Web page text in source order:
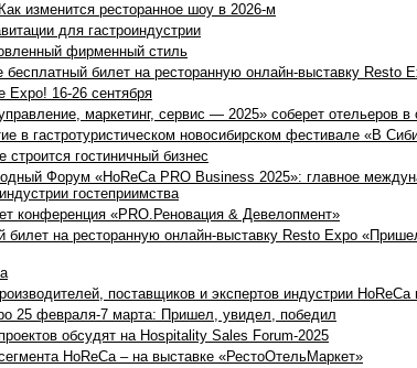
изменится ресторанное шоу в 2026-м
для гастроиндустрии
фирменный стиль
бесплатный билет на ресторанную онлайн-выставку Resto
Expo! 16-26 сентября
маркетинг, сервис — 2025» соберет отельеров в
в гастротуристическом новосибирском фестивале «В
гостиничный бизнес
Форум «HoReCa PRO Business 2025»: главное
гостеприимства
конференция «PRO.Реновация & Девелопмент»
билет на ресторанную онлайн-выставку Resto Expo
поставщиков и экспертов индустрии HoReCa
25 февраля-7 марта: Пришел, увидел, победил
обсудят на Hospitality Sales Forum-2025
HoReCa – на выставке «РестоОтельМаркет»